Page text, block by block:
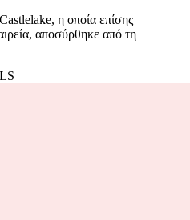
η οποία επίσης
αποσύρθηκε από τη